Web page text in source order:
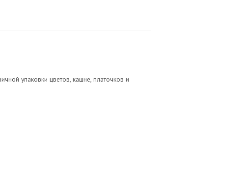
упаковки цветов, кашне, платочков и